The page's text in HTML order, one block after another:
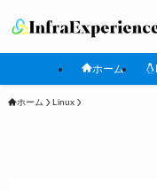
ホーム
ホーム Linux